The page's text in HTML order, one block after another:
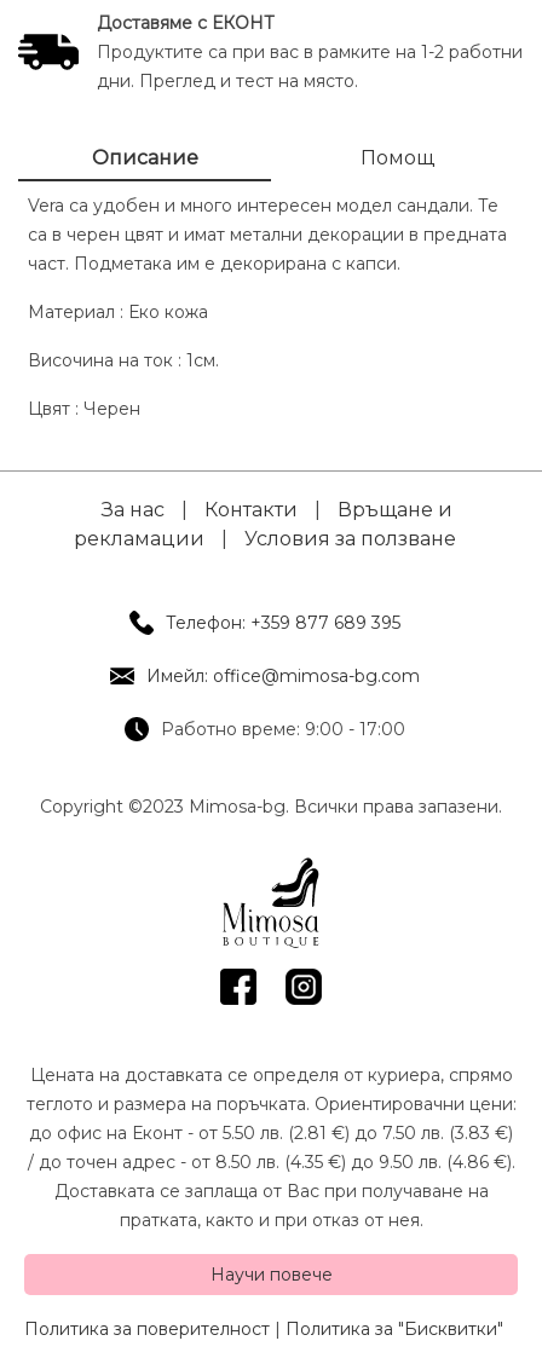
Доставяме с ЕКОНТ
Продуктите са при вас в рамките на 1-2 работни
дни. Преглед и тест на място.
Описание Помощ
Vera са удобен и много интересен модел сандали. Те
са в черен цвят и имат метални декорации в предната
част. Подметака им е декорирана с капси.
Материал : Еко кожа
Височина на ток : 1см.
Цвят : Черен
За нас Контакти
Връщане и
рекламации
Условия за ползване
Телефон: +359 877 689 395
Имейл: office@mimosa-bg.com
Работно време: 9:00 - 17:00
Copyright ©2023 Mimosa-bg. Всички права запазени.
Цената на доставката се определя от куриера, спрямо
теглото и размера на поръчката. Ориентировачни цени:
до офис на Еконт - от 5.50 лв. (2.81 €) до 7.50 лв. (3.83 €)
/ до точен адрес - от 8.50 лв. (4.35 €) до 9.50 лв. (4.86 €).
Доставката се заплаща от Вас при получаване на
пратката, както и при отказ от нея.
Научи повече
Политика за поверителност | Политика за "Бисквитки"